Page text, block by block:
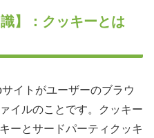
】：クッキーとは
イトがユーザーのブラウ
イルのことです。クッキー
ーとサードパーティクッキ